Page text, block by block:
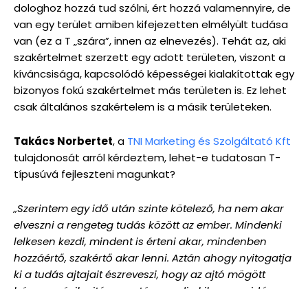
dologhoz hozzá tud szólni, ért hozzá valamennyire, de
van egy terület amiben kifejezetten elmélyült tudása
van (ez a T „szára”, innen az elnevezés). Tehát az, aki
szakértelmet szerzett egy adott területen, viszont a
kíváncsisága, kapcsolódó képességei kialakítottak egy
bizonyos fokú szakértelmet más területen is. Ez lehet
csak általános szakértelem is a másik területeken.
Takács Norbertet, a TNI Marketing és Szolgáltató Kft
tulajdonosát arról kérdeztem, lehet-e tudatosan T-
típusúvá fejleszteni magunkat?
„Szerintem egy idő után szinte kötelező, ha nem akar
elveszni a rengeteg tudás között az ember. Mindenki
lelkesen kezdi, mindent is érteni akar, mindenben
hozzáértő, szakértő akar lenni. Aztán ahogy nyitogatja
ki a tudás ajtajait észreveszi, hogy az ajtó mögött